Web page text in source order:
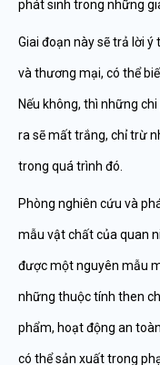
phát sinh trong những
Giai đoạn này sẽ trả lời
và thương mại, có thể
Nếu không, thì những
ra sẽ mất trắng, chỉ trừ
trong quá trình đó.
Phòng nghiên cứu và
mẫu vật chất của quan
được một nguyên mẫu
những thuộc tính then
phẩm, hoạt động an
có thể sản xuất trong